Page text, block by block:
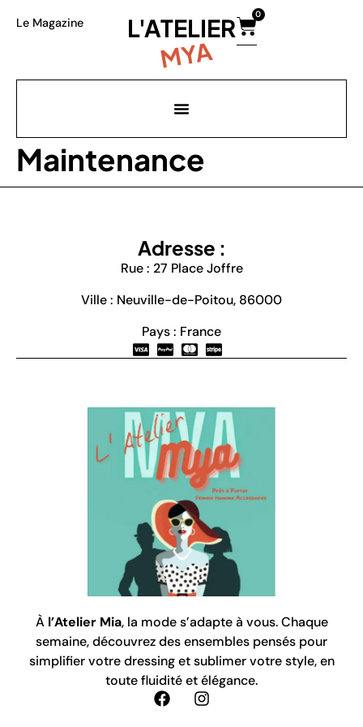
Le Magazine L'ATELIER
MYA
0
Maintenance
Adresse :
Rue : 27 Place Joffre
Ville : Neuville-de-Poitou, 86000
Pays : France
À l’Atelier Mia, la mode s’adapte à vous. Chaque
semaine, découvrez des ensembles pensés pour
simplifier votre dressing et sublimer votre style, en
toute fluidité et élégance.